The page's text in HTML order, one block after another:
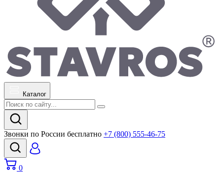
Каталог
Звонки по России бесплатно +7 (800) 555-46-75
0